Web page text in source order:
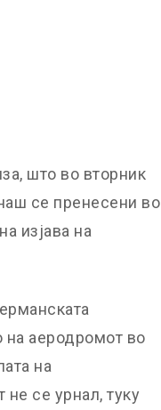
што во вторник
се пренесени во
изјава на
на аеродромот во
на
се урнал, туку